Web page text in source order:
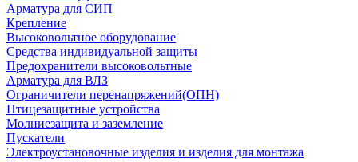
Арматура для СИП
Крепление
Высоковольтное оборудование
Средства индивидуальной защиты
Предохранители высоковольтные
Арматура для ВЛЗ
Ограничители перенапряжений(ОПН)
Птицезащитные устройства
Молниезащита и заземление
Пускатели
Электроустановочные изделия и изделия для монтажа